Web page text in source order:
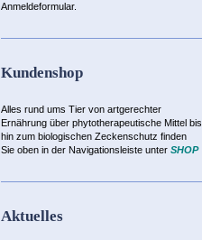
Anmeldeformular.
Kundenshop
Alles rund ums Tier von artgerechter
Ernährung über phytotherapeutische Mittel bis
hin zum biologischen Zeckenschutz finden
Sie oben in der Navigationsleiste unter SHOP
Aktuelles